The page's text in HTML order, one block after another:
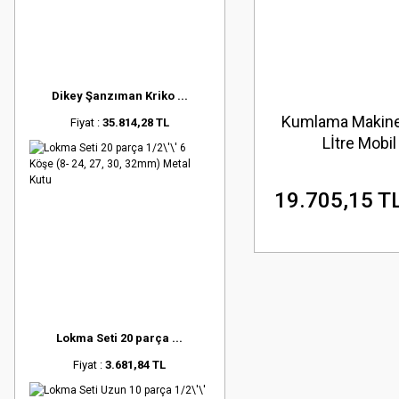
Dikey Şanzıman Kriko ...
Fiyat : 35.814,28 TL
Lokma Seti 20 parça ...
Fiyat :3.681,84 TL
Kumlama
Lİtre Mobil
19.705,15